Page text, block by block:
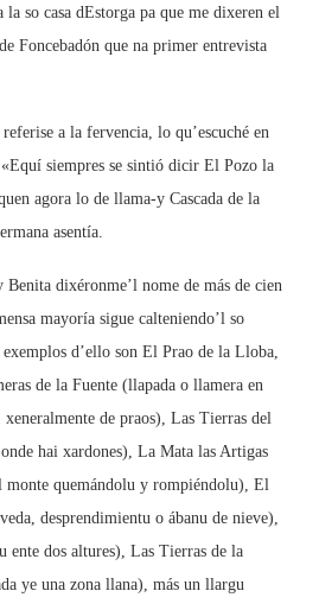
so casa dEstorga pa que me dixeren el
Foncebadón que na primer entrevista
a la fervencia, lo qu’escuché en
siempres se sintió dicir El Pozo la
agora lo de llama-y Cascada de la
asentía.
dixéronme’l nome de más de cien
mayoría sigue calteniendo’l so
d’ello son El Prao de la Lloba,
de la Fuente (llapada o llamera en
de praos), Las Tierras del
hai xardones), La Mata las Artigas
monte quemándolu y rompiéndolu), El
desprendimientu o ábanu de nieve),
ente dos altures), Las Tierras de la
ye una zona llana), más un llargu